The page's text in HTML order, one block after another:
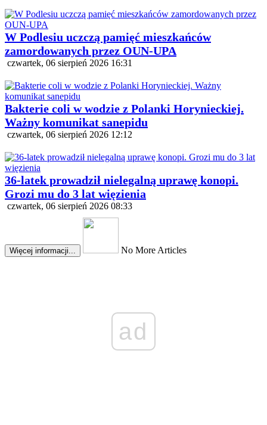
W Podlesiu uczczą pamięć mieszkańców
zamordowanych przez OUN-UPA
czwartek, 06 sierpień 2026 16:31
Bakterie coli w wodzie z Polanki Horynieckiej.
Ważny komunikat sanepidu
czwartek, 06 sierpień 2026 12:12
36-latek prowadził nielegalną uprawę konopi.
Grozi mu do 3 lat więzienia
czwartek, 06 sierpień 2026 08:33
Więcej informacji... No More Articles
ad